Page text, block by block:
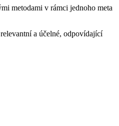
metodami v rámci jednoho meta
a účelné, odpovídající